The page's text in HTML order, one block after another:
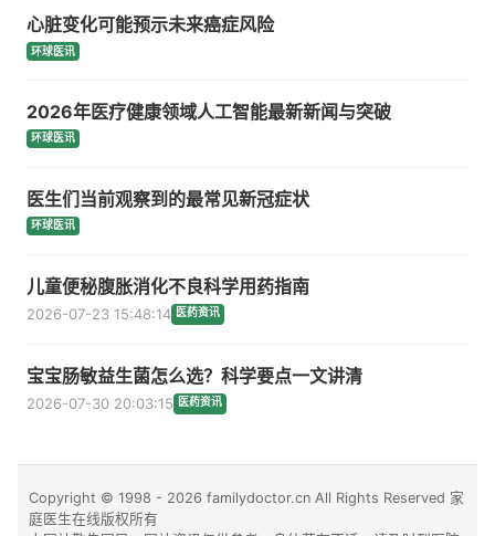
心脏变化可能预示未来癌症风险
环球医讯
2026年医疗健康领域人工智能最新新闻与突破
环球医讯
医生们当前观察到的最常见新冠症状
环球医讯
儿童便秘腹胀消化不良科学用药指南
2026-07-23 15:48:14 医药资讯
宝宝肠敏益生菌怎么选？科学要点一文讲清
2026-07-30 20:03:15 医药资讯
Copyright © 1998 - 2026 familydoctor.cn All Rights Reserved 家
庭医生在线版权所有